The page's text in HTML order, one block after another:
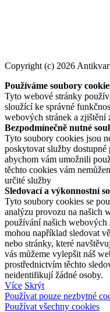
Copyright (c) 2026
Používáme soubory
Tyto webové stránky
sloužící ke správné
webových stránek a zjištění
Bezpodmínečně nutné
Tyto soubory cookies jsou
poskytovat služby dostupné
abychom vám umožnili
těchto cookies vám
určité služby
Sledovací a výkonnostní
Tyto soubory cookies se
analýzu provozu na našich
používání našich
mohou například sledovat
nebo stránky, které
vás můžeme vylepšit náš
prostřednictvím těchto
neidentifikují žádné osoby.
Více Skrýt
Používat pouze nezbytné
Používat všechny cookies